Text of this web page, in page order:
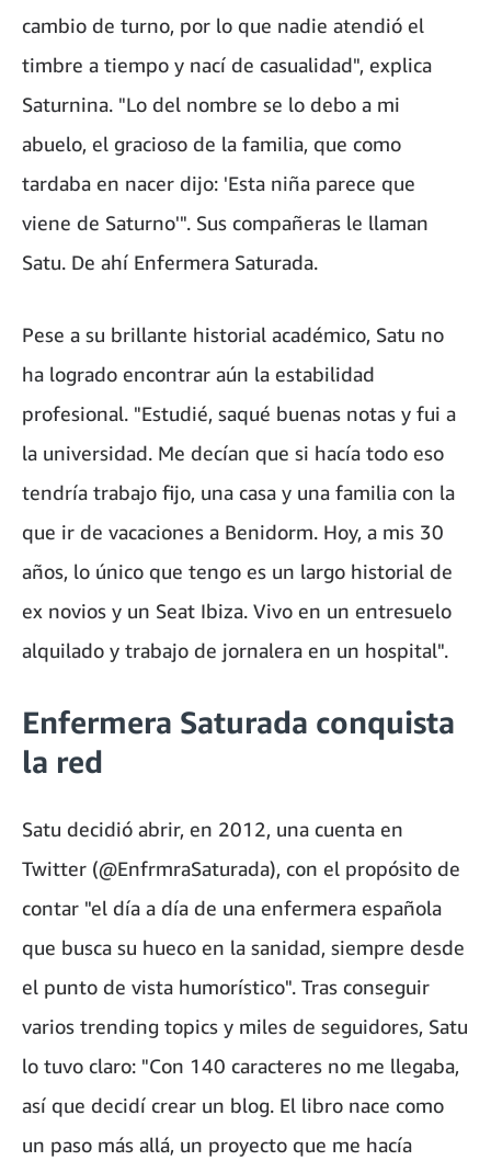
cambio de turno, por lo que nadie atendió el
timbre a tiempo y nací de casualidad", explica
Saturnina. "Lo del nombre se lo debo a mi
abuelo, el gracioso de la familia, que como
tardaba en nacer dijo: 'Esta niña parece que
viene de Saturno'". Sus compañeras le llaman
Satu. De ahí Enfermera Saturada.
Pese a su brillante historial académico, Satu no
ha logrado encontrar aún la estabilidad
profesional. "Estudié, saqué buenas notas y fui a
la universidad. Me decían que si hacía todo eso
tendría trabajo fijo, una casa y una familia con la
que ir de vacaciones a Benidorm. Hoy, a mis 30
años, lo único que tengo es un largo historial de
ex novios y un Seat Ibiza. Vivo en un entresuelo
alquilado y trabajo de jornalera en un hospital".
Enfermera Saturada conquista
la red
Satu decidió abrir, en 2012, una cuenta en
Twitter (@EnfrmraSaturada), con el propósito de
contar "el día a día de una enfermera española
que busca su hueco en la sanidad, siempre desde
el punto de vista humorístico". Tras conseguir
varios trending topics y miles de seguidores, Satu
lo tuvo claro: "Con 140 caracteres no me llegaba,
así que decidí crear un blog. El libro nace como
un paso más allá, un proyecto que me hacía